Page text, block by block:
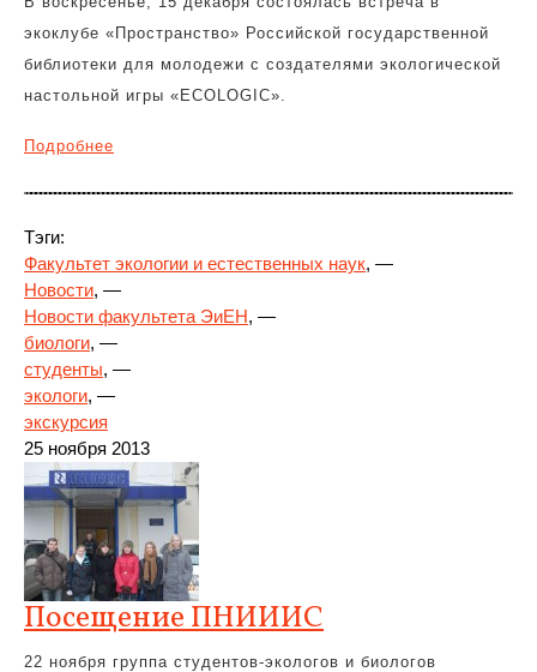
экоклубе «Пространство» Российской государственной
библиотеки для молодежи с создателями экологической
настольной игры «ECOLOGIC».
Подробнее
Тэги:
Факультет экологии и естественных наук, —
Новости, —
Новости факультета ЭиЕН, —
биологи, —
студенты, —
экологи, —
экскурсия
25 ноября 2013
Посещение ПНИИИС
22 ноября группа студентов-экологов и биологов